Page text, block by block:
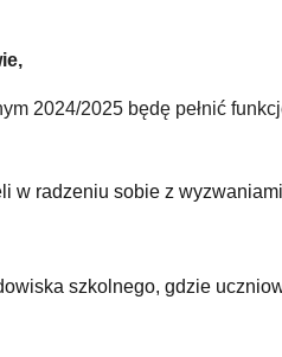
2024/2025 będę pełnić
w radzeniu sobie z
szkolnego, gdzie